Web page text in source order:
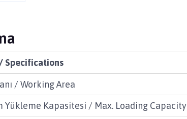
Specifications
/ Working Area
Yükleme Kapasitesi / Max. Loading Capacity